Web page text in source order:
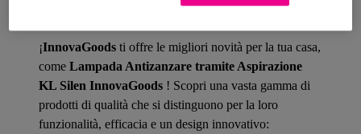
¡InnovaGoods ti offre le migliori novità per la tua casa,
come Lampada Antizanzare tramite Aspirazione
KL Silen InnovaGoods ! Scopri una vasta gamma di
prodotti di qualità che si distinguono per la loro
funzionalità, efficacia e un design innovativo: